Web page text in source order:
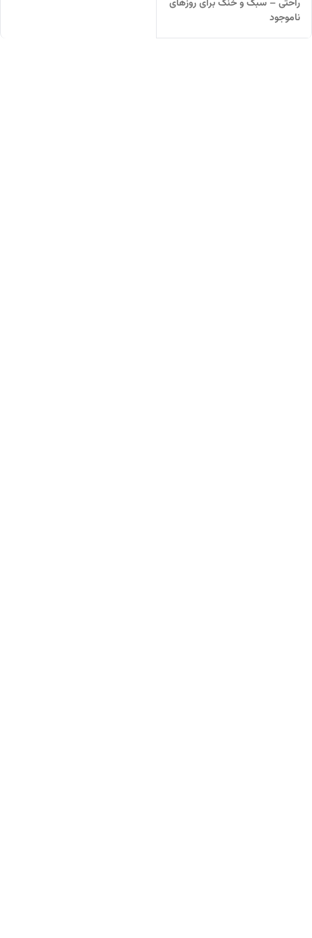
راحتی – سبک و خنک برای روزهای
گرم
ناموجود